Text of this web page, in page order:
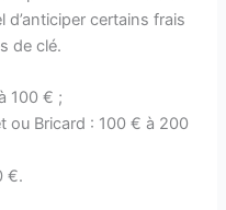
d’anticiper certains frais
de clé.
100 € ;
ou Bricard : 100 € à 200
€.